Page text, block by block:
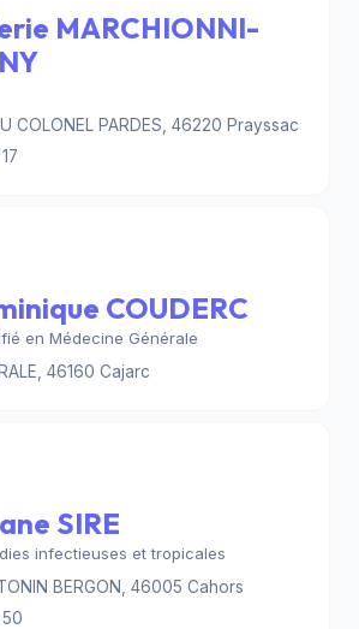
MARCHIONNI-
COLONEL PARDES, 46220 Prayssac
COUDERC
en Médecine Générale
46160 Cajarc
SIRE
infectieuses et tropicales
BERGON, 46005 Cahors